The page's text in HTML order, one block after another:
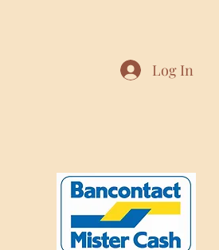
Log In